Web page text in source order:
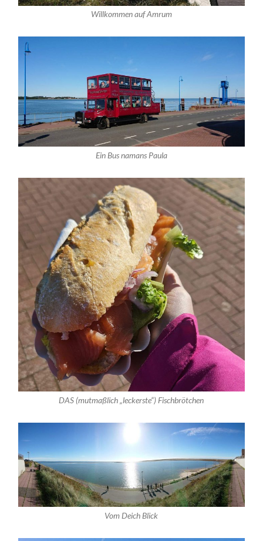
Willkommen auf Amrum
Ein Bus namans Paula
DAS (mutmaßlich „leckerste“) Fischbrötchen
Vom Deich Blick